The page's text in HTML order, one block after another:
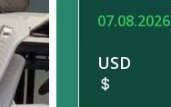
07.08.2026
USD